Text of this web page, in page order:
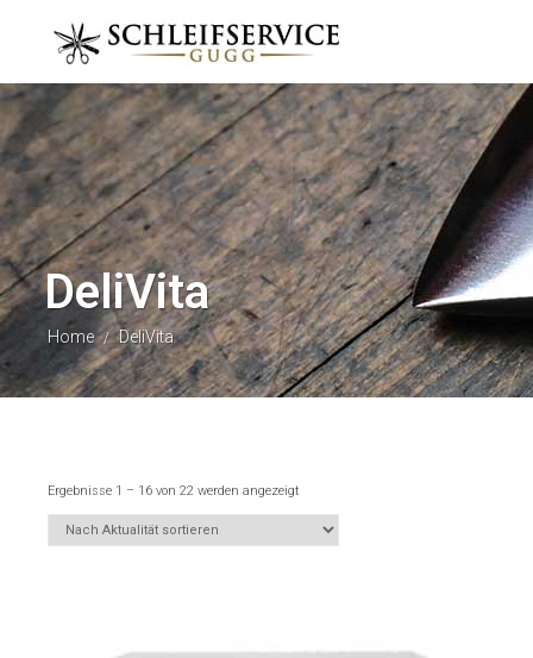
DeliVita
Home / DeliVita
Ergebnisse 1 – 16 von 22 werden angezeigt